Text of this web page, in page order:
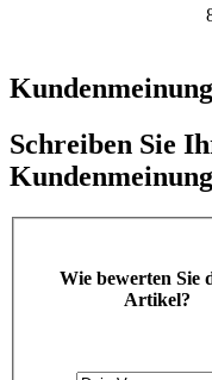
Schreiben Sie
Kundenmeinung
Wie bewerten Sie
Artikel?